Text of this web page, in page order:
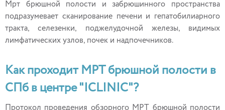
Мрт брюшной полости и забрюшинного пространства
подразумевает сканирование печени и гепатобилиарного
тракта, селезенки, поджелудочной железы, видимых
лимфатических узлов, почек и надпочечников.
Как проходит МРТ брюшной полости в
СПб в центре "ICLINIC"?
Протокол проведения обзорного МРТ брюшной полости